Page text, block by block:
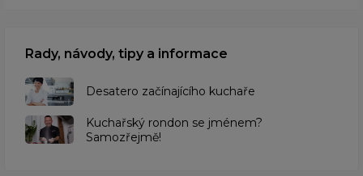
Rady, návody, tipy a informace
Desatero začínajícího kuchaře
Kuchařský rondon se jménem?
Samozřejmě!